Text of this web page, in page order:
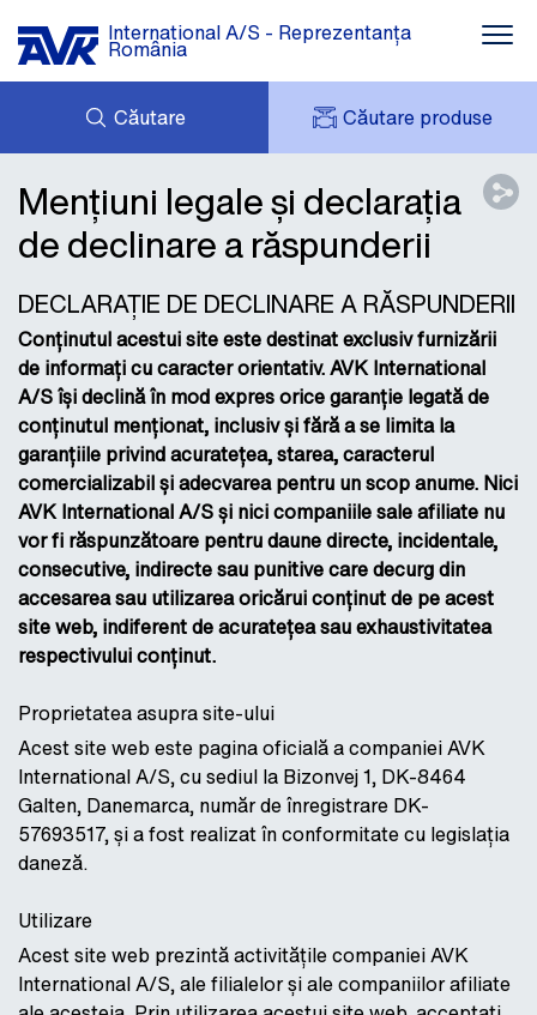
International A/S - Reprezentanța
România
Căutare Căutare produse
NOUTĂȚI
DESCĂRCARE
STUDII DE CAZ
DESPRE NOI
CONTACT
CONTUL MEU
AVK HOLDING (GROUP)
Mențiuni legale și declarația
de declinare a răspunderii
DECLARAȚIE DE DECLINARE A RĂSPUNDERII
Conținutul acestui site este destinat exclusiv furnizării
de informați cu caracter orientativ. AVK International
A/S își declină în mod expres orice garanție legată de
conținutul menționat, inclusiv și fără a se limita la
garanțiile privind acuratețea, starea, caracterul
comercializabil și adecvarea pentru un scop anume. Nici
AVK International A/S și nici companiile sale afiliate nu
vor fi răspunzătoare pentru daune directe, incidentale,
consecutive, indirecte sau punitive care decurg din
accesarea sau utilizarea oricărui conținut de pe acest
site web, indiferent de acuratețea sau exhaustivitatea
respectivului conținut.
Proprietatea asupra site-ului
Acest site web este pagina oficială a companiei AVK
International A/S, cu sediul la Bizonvej 1, DK-8464
Galten, Danemarca, număr de înregistrare DK-
57693517, și a fost realizat în conformitate cu legislația
daneză.
Utilizare
Acest site web prezintă activitățile companiei AVK
International A/S, ale filialelor și ale companiilor afiliate